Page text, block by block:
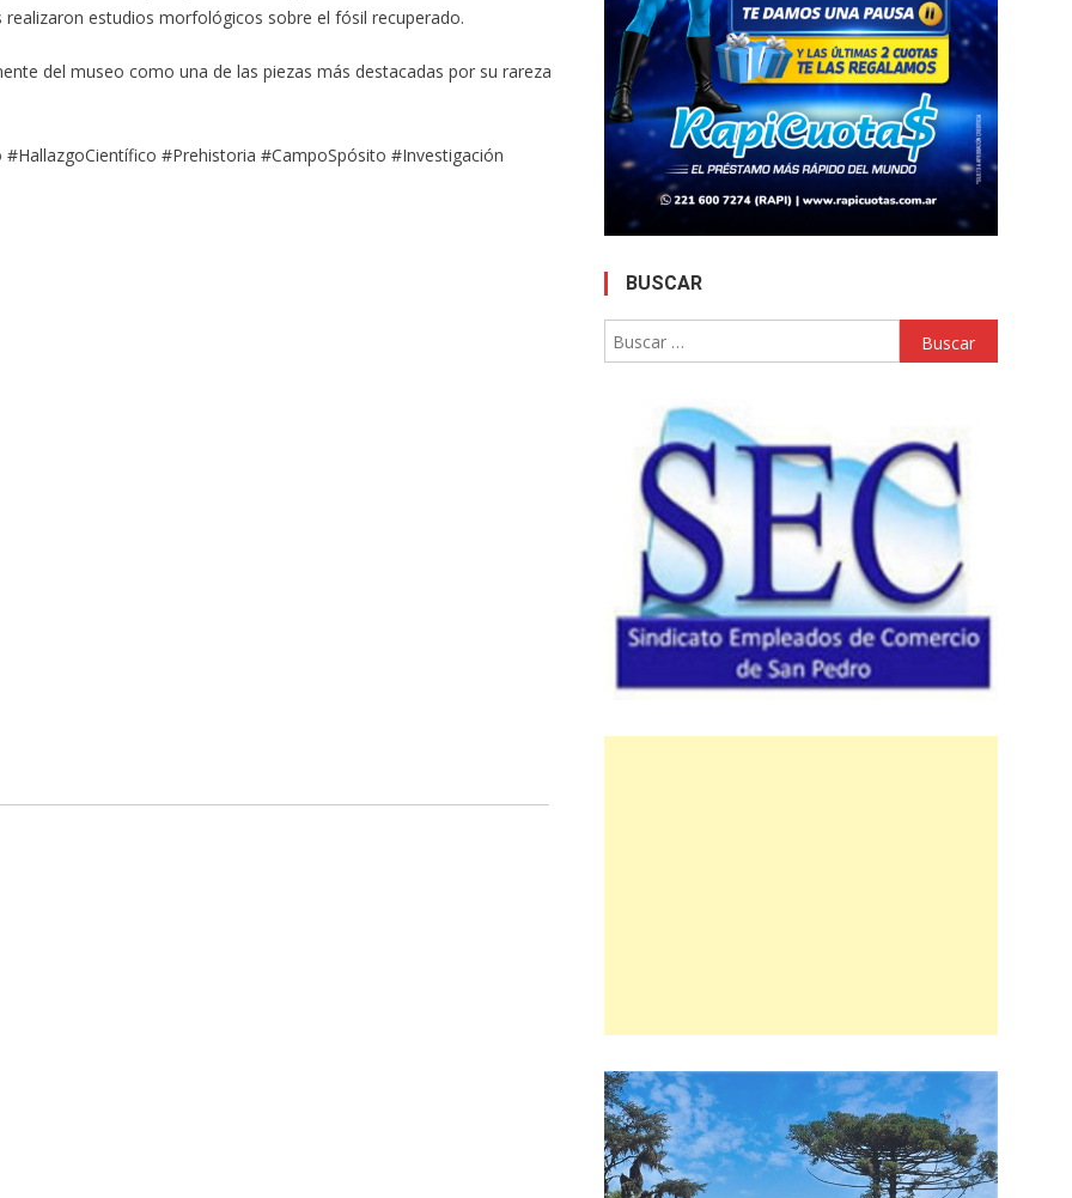
estudios morfológicos sobre el fósil recuperado.
del museo como una de las piezas más destacadas por su rareza
#Prehistoria #CampoSpósito #Investigación
BUSCAR
Buscar: